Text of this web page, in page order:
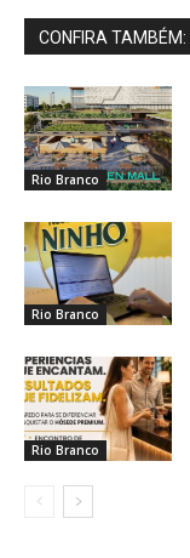
CONFIRA TAMBÉM:
Rio Branco
Rio Branco
Rio Branco